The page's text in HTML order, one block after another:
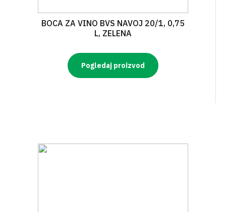
BOCA ZA VINO BVS NAVOJ 20/1, 0,75
L, ZELENA
Pogledaj proizvod